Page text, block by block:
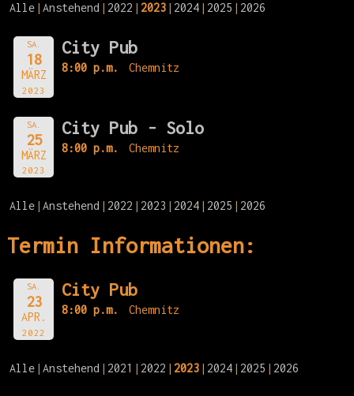
Alle Anstehend 2022 2023 2024 2025 2026
SA.
18
MÄRZ
2023
City Pub
8:00 p.m. Chemnitz
SA.
25
MÄRZ
2023
City Pub - Solo
8:00 p.m. Chemnitz
Alle Anstehend 2022 2023 2024 2025 2026
Termin Informationen:
SA.
23
APR.
2022
City Pub
8:00 p.m. Chemnitz
Alle Anstehend 2021 2022 2023 2024 2025 2026